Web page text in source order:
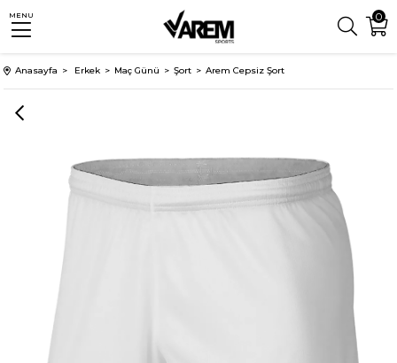
0
MENU
Anasayfa Erkek Maç Günü Şort Arem Cepsiz Şort